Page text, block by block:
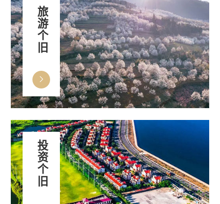
旅游个旧
投资个旧